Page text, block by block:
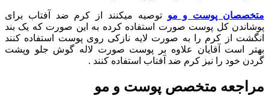
متخصصان پوست و مو توصیه میکنند از کرم ضد آفتاب برای
پوشاندن کل پوست صورت استفاده کرده به این صورت که یک بند
انگشت از کرم را به صورت لایه نازکی روی پوست استفاده کنند
بهتر است آقایان علاوه بر پوست صورت لاله گوش جلو وپشت
گردن خود را نیز کرم ضد آفناب استفاده کنند .
مراجعه متخصص پوست و مو